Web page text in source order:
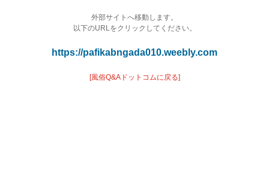
外部サイトへ移動します。
以下のURLをクリックしてください。
https://pafikabngada010.weebly.com
[風俗Q&Aドットコムに戻る]